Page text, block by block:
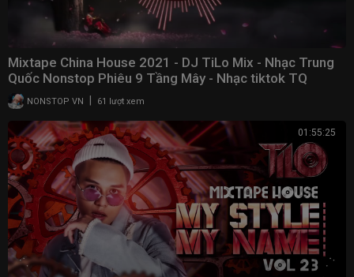
Mixtape China House 2021 - DJ TiLo Mix - Nhạc Trung
Quốc Nonstop Phiêu 9 Tầng Mây - Nhạc tiktok TQ
NONSTOP VN 61 lượt xem
01:55:25